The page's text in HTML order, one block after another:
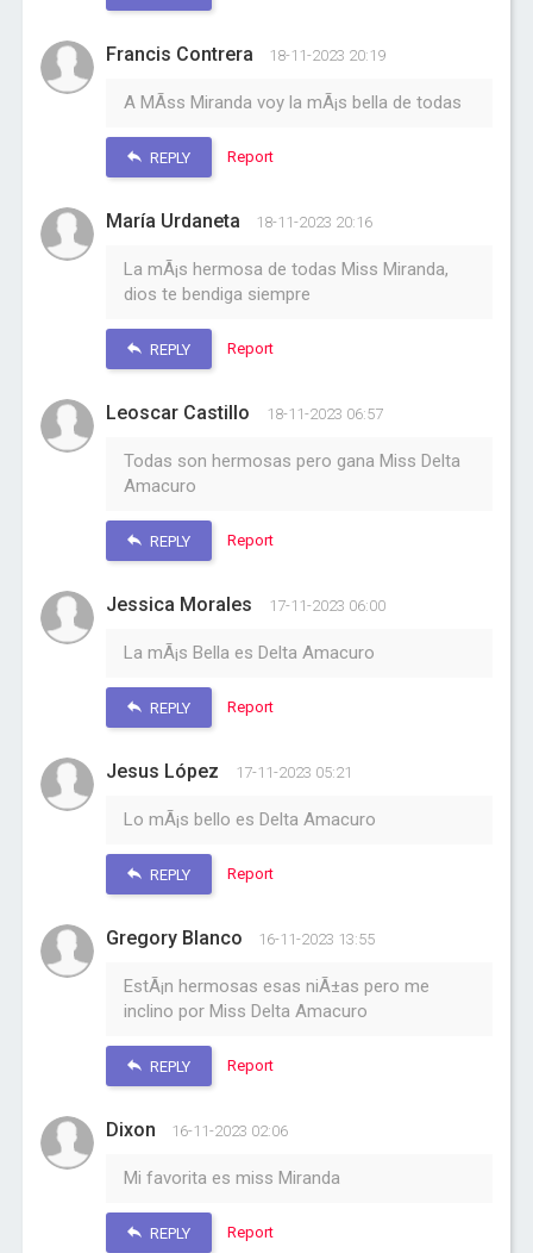
Francis Contrera 18-11-2023 20:19
A MÃ­ss Miranda voy la mÃ¡s bella de todas
REPLY Report
María Urdaneta 18-11-2023 20:16
La mÃ¡s hermosa de todas Miss Miranda,
dios te bendiga siempre
REPLY Report
Leoscar Castillo 18-11-2023 06:57
Todas son hermosas pero gana Miss Delta
Amacuro
REPLY Report
Jessica Morales 17-11-2023 06:00
La mÃ¡s Bella es Delta Amacuro
REPLY Report
Jesus López 17-11-2023 05:21
Lo mÃ¡s bello es Delta Amacuro
REPLY Report
Gregory Blanco 16-11-2023 13:55
EstÃ¡n hermosas esas niÃ±as pero me
inclino por Miss Delta Amacuro
REPLY Report
Dixon 16-11-2023 02:06
Mi favorita es miss Miranda
REPLY Report